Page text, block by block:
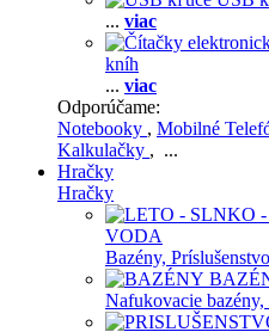
... viac
kníh
... viac
Odporúčame:
Notebooky , Mobilné
Kalkulačky , ...
Hračky
Hračky
VODA
Bazény,
Nafukovacie bazény,